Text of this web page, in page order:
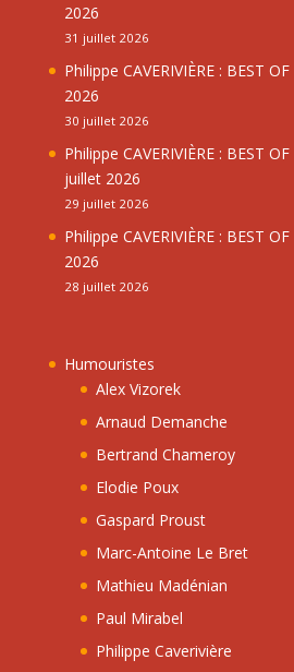
2026
31 juillet 2026
Philippe CAVERIVIÈRE : BEST
2026
30 juillet 2026
Philippe CAVERIVIÈRE : BEST
juillet 2026
29 juillet 2026
Philippe CAVERIVIÈRE : BEST
2026
28 juillet 2026
Humouristes
Alex Vizorek
Arnaud Demanche
Bertrand Chameroy
Elodie Poux
Gaspard Proust
Marc-Antoine Le Bret
Mathieu Madénian
Paul Mirabel
Philippe Caverivière